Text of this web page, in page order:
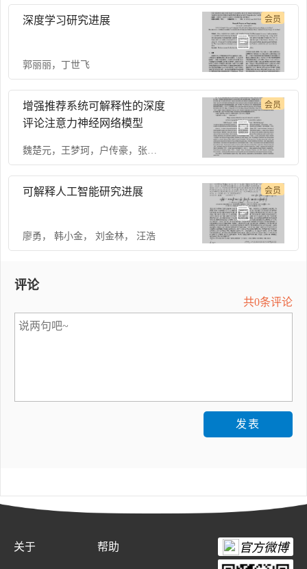
深度学习研究进展
郭丽丽 ，丁世飞
会员
增强推荐系统可解释性的深度
评论注意力神经网络模型
魏楚元， 王梦珂 ， 户传豪 ， 张桄齐
会员
可解释人工智能研究进展
廖勇 ， 韩小金， 刘金林， 汪浩
会员
评论
共0条评论
发表
关于 帮助 官方微博